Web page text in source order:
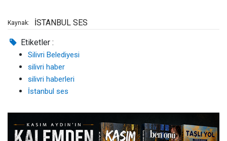
Kaynak: İSTANBUL SES
Etiketler :
Silivri Belediyesi
silivri haber
silivri haberleri
İstanbul ses